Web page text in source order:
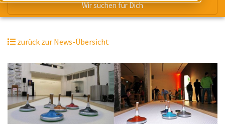
zurück zur News-Übersicht
Wir suchen für Dich